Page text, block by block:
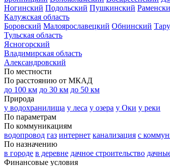
Ногинский Подольский Пушкинский
Калужская область
Боровский Малоярославецкий Обнинский
Тульская область
Ясногорский
Владимирская область
Александровский
По местности
По расстоянию от МКАД
до 100 км до 30 км до 50 км
Природа
у водохранилища у леса у озера у Оки у реки
По параметрам
По коммуникациям
водопровод газ интернет канализация с
По назначению
в городе в деревне дачное строительство
Финансовые условия